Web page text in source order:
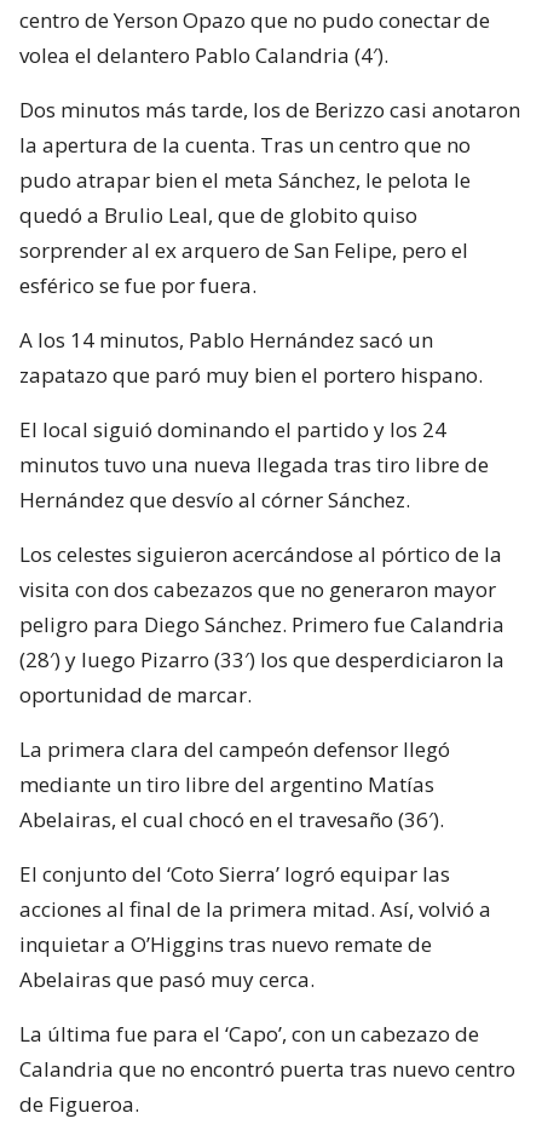
centro de Yerson Opazo que no pudo conectar de
volea el delantero Pablo Calandria (4′).
Dos minutos más tarde, los de Berizzo casi anotaron
la apertura de la cuenta. Tras un centro que no
pudo atrapar bien el meta Sánchez, le pelota le
quedó a Brulio Leal, que de globito quiso
sorprender al ex arquero de San Felipe, pero el
esférico se fue por fuera.
A los 14 minutos, Pablo Hernández sacó un
zapatazo que paró muy bien el portero hispano.
El local siguió dominando el partido y los 24
minutos tuvo una nueva llegada tras tiro libre de
Hernández que desvío al córner Sánchez.
Los celestes siguieron acercándose al pórtico de la
visita con dos cabezazos que no generaron mayor
peligro para Diego Sánchez. Primero fue Calandria
(28′) y luego Pizarro (33′) los que desperdiciaron la
oportunidad de marcar.
La primera clara del campeón defensor llegó
mediante un tiro libre del argentino Matías
Abelairas, el cual chocó en el travesaño (36′).
El conjunto del ‘Coto Sierra’ logró equipar las
acciones al final de la primera mitad. Así, volvió a
inquietar a O’Higgins tras nuevo remate de
Abelairas que pasó muy cerca.
La última fue para el ‘Capo’, con un cabezazo de
Calandria que no encontró puerta tras nuevo centro
de Figueroa.